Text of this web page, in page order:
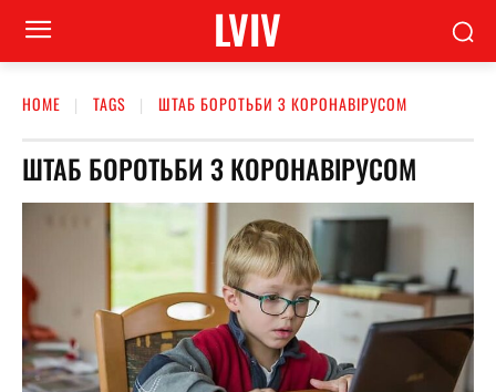
LVIV
HOME TAGS ШТАБ БОРОТЬБИ З КОРОНАВІРУСОМ
ШТАБ БОРОТЬБИ З КОРОНАВІРУСОМ